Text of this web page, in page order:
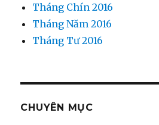
Tháng Chín 2016
Tháng Năm 2016
Tháng Tư 2016
CHUYÊN MỤC